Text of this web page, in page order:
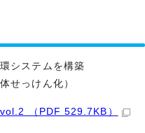
システムを構築
せっけん化）
（PDF 529.7KB）